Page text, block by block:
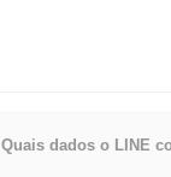
Quais dados o LINE